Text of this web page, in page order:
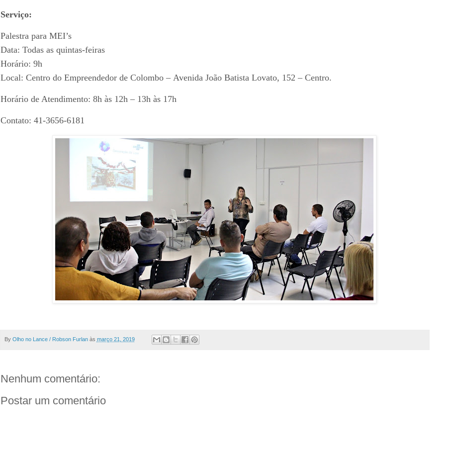
Serviço:
Palestra para MEI’s
Data: Todas as quintas-feiras
Horário: 9h
Local: Centro do Empreendedor de Colombo – Avenida João Batista Lovato, 152 – Centro.
Horário de Atendimento: 8h às 12h – 13h às 17h
Contato: 41-3656-6181
By Olho no Lance / Robson Furlan às março 21, 2019
Nenhum comentário:
Postar um comentário